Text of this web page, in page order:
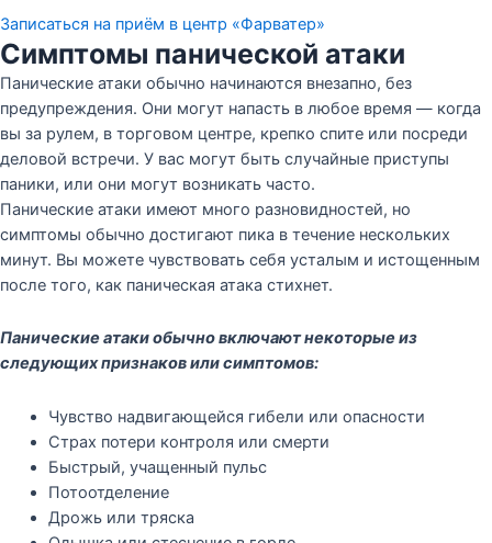
Записаться на приём в центр «Фарватер»
Симптомы панической атаки
Панические атаки обычно начинаются внезапно, без
предупреждения. Они могут напасть в любое время — когда
вы за рулем, в торговом центре, крепко спите или посреди
деловой встречи. У вас могут быть случайные приступы
паники, или они могут возникать часто.
Панические атаки имеют много разновидностей, но
симптомы обычно достигают пика в течение нескольких
минут. Вы можете чувствовать себя усталым и истощенным
после того, как паническая атака стихнет.
Панические атаки обычно включают некоторые из
следующих признаков или симптомов:
Чувство надвигающейся гибели или опасности
Страх потери контроля или смерти
Быстрый, учащенный пульс
Потоотделение
Дрожь или тряска